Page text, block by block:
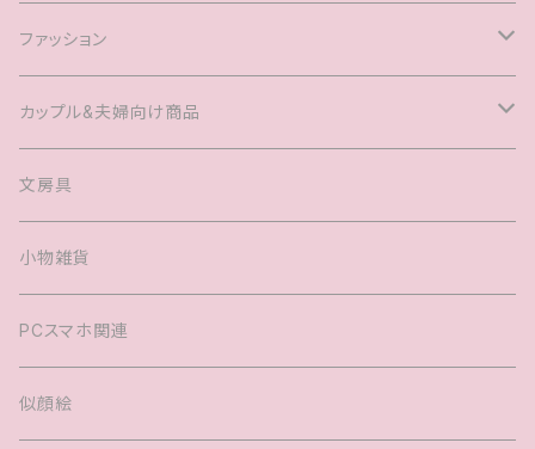
ファッション
Tシャツ
キャップ
ヘアアクセサリー
バック
キッズTシャツ
カップル&夫婦向け商品
マグカップル®️
婚姻届
文房具
小物雑貨
PCスマホ関連
似顔絵